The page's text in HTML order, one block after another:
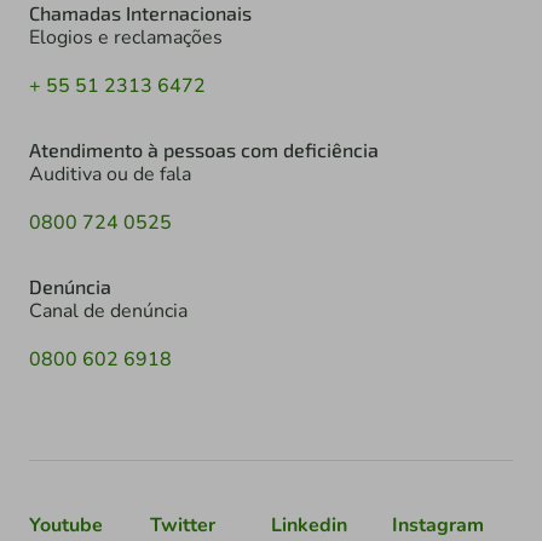
Chamadas Internacionais
Elogios e reclamações
+ 55 51 2313 6472
Atendimento à pessoas com deficiência
Auditiva ou de fala
0800 724 0525
Denúncia
Canal de denúncia
0800 602 6918
Youtube Twitter Linkedin Instagram